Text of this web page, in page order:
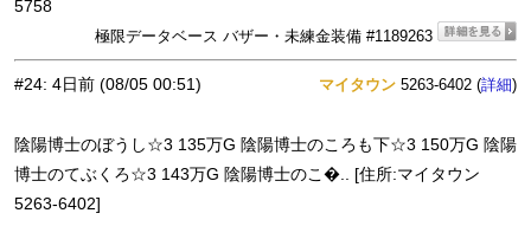
5758
極限データベース バザー・未練金装備 #1189263
#24: 4日前 (08/05 00:51) マイタウン 5263-6402 (詳細)
陰陽博士のぼうし☆3 135万G 陰陽博士のころも下☆3 150万G 陰陽
博士のてぶくろ☆3 143万G 陰陽博士のこ�.. [住所:マイタウン
5263-6402]